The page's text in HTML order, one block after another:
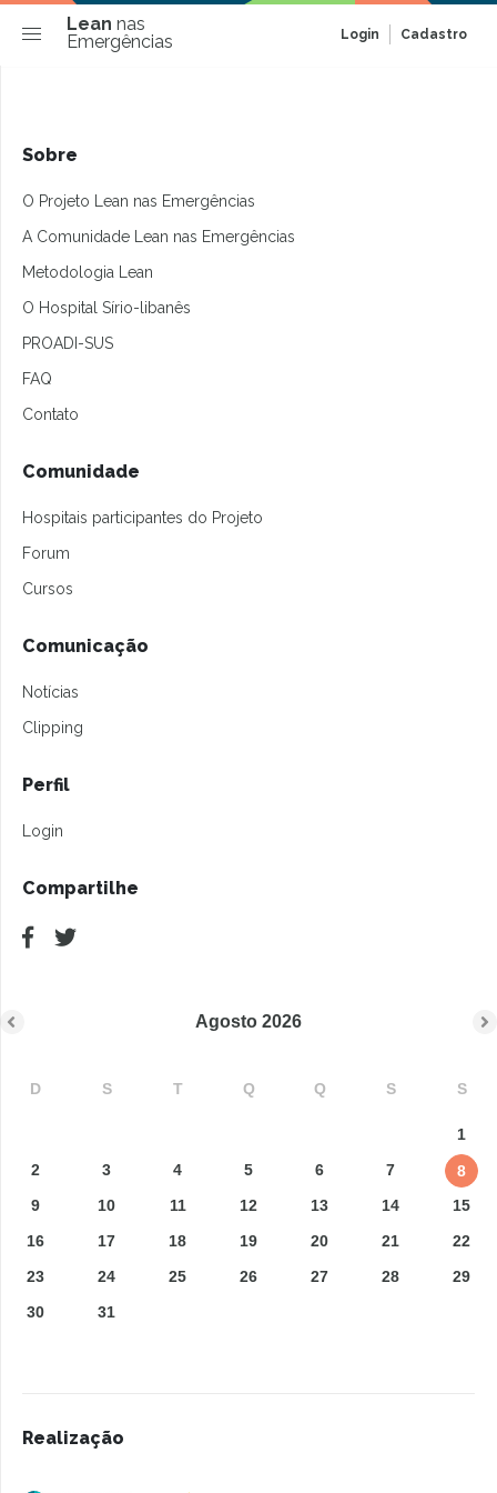
Lean nas
Emergências
Login Cadastro
Sobre
O Projeto Lean nas Emergências
A Comunidade Lean nas Emergências
Metodologia Lean
O Hospital Sírio-libanês
PROADI-SUS
FAQ
Contato
Comunidade
Hospitais participantes do Projeto
Forum
Cursos
Comunicação
Notícias
Clipping
Perfil
Login
Compartilhe
Agosto 2026
D S T Q Q S S
1
2
3 4 5 6 7
8
9
10 11 12 13 14
15
16
17 18 19 20 21
22
23
24 25 26 27 28
29
30
31
Realização